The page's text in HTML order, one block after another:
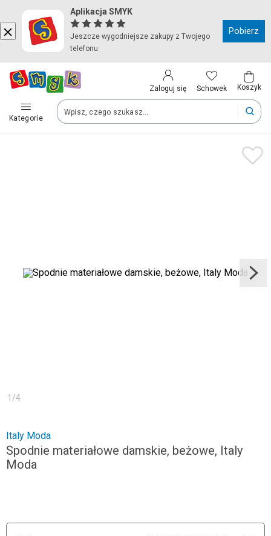
Aplikacja SMYK
Jeszcze wygodniejsze zakupy z Twojego
telefonu
Pobierz
Zaloguj się Schowek Koszyk
Kategorie
Kraj i język
Polska (Poland)
Twoje zamówienia dostarczymy na teren wybranego kraju.
Zapisz
1 /4
Italy Moda
Spodnie materiałowe damskie, beżowe, Italy
Moda